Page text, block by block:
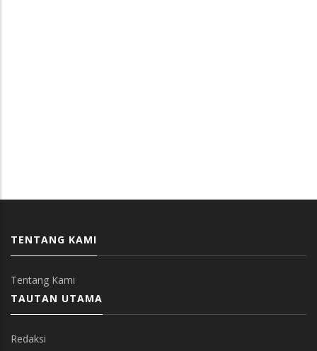
TENTANG KAMI
Tentang Kami
TAUTAN UTAMA
Redaksi